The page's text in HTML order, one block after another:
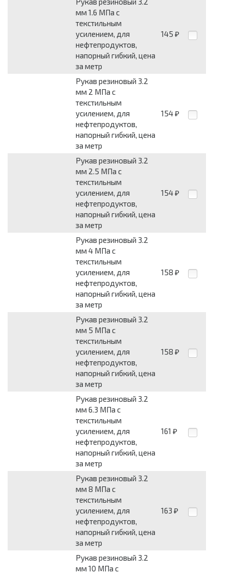
мм 1.6 МПа с
текстильным
усилением, для
нефтепродуктов,
напорный гибкий, цена
за метр
145 ₽
Рукав резиновый 3.2
мм 2 МПа с
текстильным
усилением, для
нефтепродуктов,
напорный гибкий, цена
за метр
154 ₽
Рукав резиновый 3.2
мм 2.5 МПа с
текстильным
усилением, для
нефтепродуктов,
напорный гибкий, цена
за метр
154 ₽
Рукав резиновый 3.2
мм 4 МПа с
текстильным
усилением, для
нефтепродуктов,
напорный гибкий, цена
за метр
158 ₽
Рукав резиновый 3.2
мм 5 МПа с
текстильным
усилением, для
нефтепродуктов,
напорный гибкий, цена
за метр
158 ₽
Рукав резиновый 3.2
мм 6.3 МПа с
текстильным
усилением, для
нефтепродуктов,
напорный гибкий, цена
за метр
161 ₽
Рукав резиновый 3.2
мм 8 МПа с
текстильным
усилением, для
нефтепродуктов,
напорный гибкий, цена
за метр
163 ₽
Рукав резиновый 3.2
мм 10 МПа с